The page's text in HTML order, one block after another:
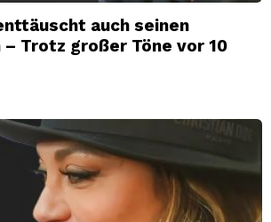
auch seinen
– Trotz großer Töne vor 10